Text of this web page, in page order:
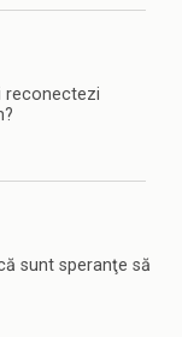
reconectezi
sunt speranţe să